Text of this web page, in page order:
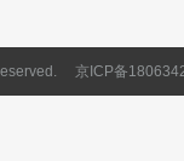
京ICP备